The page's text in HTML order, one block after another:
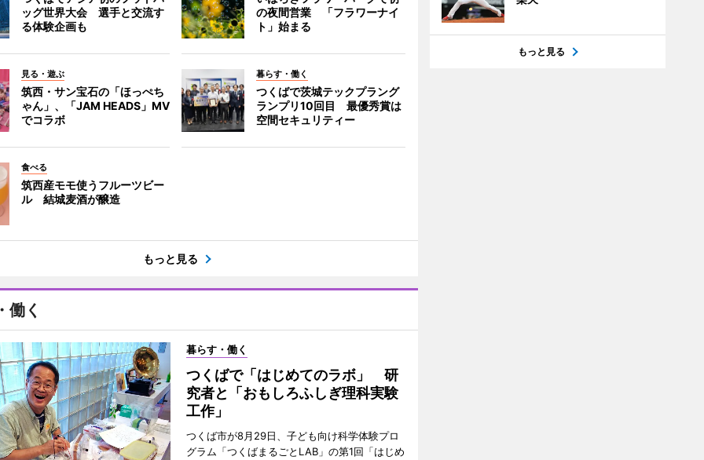
ッグ世界大会 選手と交流す
る体験企画も
の夜間営業 「フラワーナイ
ト」始まる
見る・遊ぶ
筑西・サン宝石の「ほっぺち
ゃん」、「JAM HEADS」MV
でコラボ
暮らす・働く
つくばで茨城テックプラング
ランプリ10回目 最優秀賞は
空間セキュリティー
食べる
筑西産モモ使うフルーツビー
ル 結城麦酒が醸造
もっと見る
働く
暮らす・働く
つくばで「はじめてのラボ」 研
究者と「おもしろふしぎ理科実験
工作」
つくば市が8月29日、子ども向け科学体験プロ
グラム「つくばまるごとLAB」の第1回「はじめ
もっと見る